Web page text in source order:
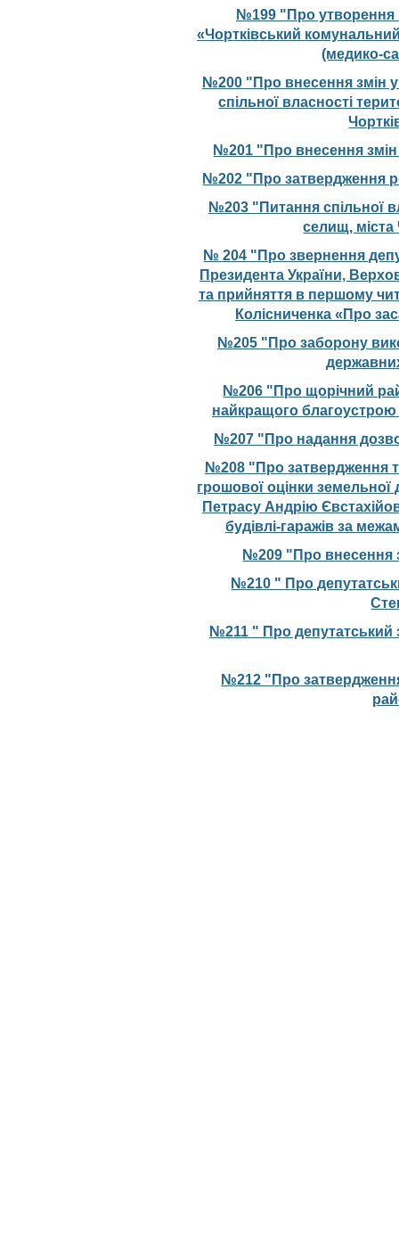
№199 "Про утворення
«Чортківський
(медико-
№200 "Про внесення змін у
спільної власності
№201 "Про внесення
№202 "Про затвердження
№203 "Питання спільної
селищ, міста
№ 204 "Про звернення
Президента України,
та прийняття в першому
Колісниченка «Про
№205 "Про заборону
№206 "Про щорічний
найкращого благоустрою
№207 "Про надання
№208 "Про затвердження
грошової оцінки
Петрасу Андрію
будівлі-гаражів за
№209 "Про внесення
№210 " Про
№211 " Про депутатський
№212 "Про